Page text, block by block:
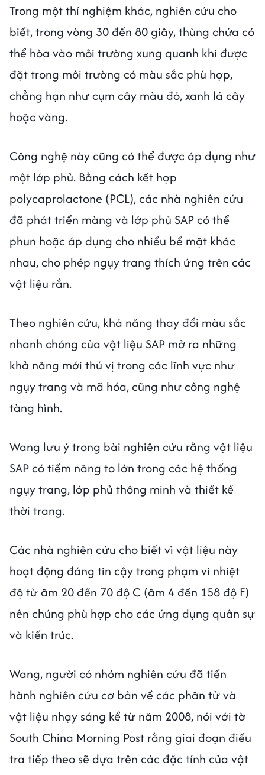
Trong một thí nghiệm khác, nghiên cứu cho
biết, trong vòng 30 đến 80 giây, thùng chứa có
thể hòa vào môi trường xung quanh khi được
đặt trong môi trường có màu sắc phù hợp,
chẳng hạn như cụm cây màu đỏ, xanh lá cây
hoặc vàng.
Công nghệ này cũng có thể được áp dụng như
một lớp phủ. Bằng cách kết hợp
polycaprolactone (PCL), các nhà nghiên cứu
đã phát triển màng và lớp phủ SAP có thể
phun hoặc áp dụng cho nhiều bề mặt khác
nhau, cho phép ngụy trang thích ứng trên các
vật liệu rắn.
Theo nghiên cứu, khả năng thay đổi màu sắc
nhanh chóng của vật liệu SAP mở ra những
khả năng mới thú vị trong các lĩnh vực như
ngụy trang và mã hóa, cũng như công nghệ
tàng hình.
Wang lưu ý trong bài nghiên cứu rằng vật liệu
SAP có tiềm năng to lớn trong các hệ thống
ngụy trang, lớp phủ thông minh và thiết kế
thời trang.
Các nhà nghiên cứu cho biết vì vật liệu này
hoạt động đáng tin cậy trong phạm vi nhiệt
độ từ âm 20 đến 70 độ C (âm 4 đến 158 độ F)
nên chúng phù hợp cho các ứng dụng quân sự
và kiến ​​trúc.
Wang, người có nhóm nghiên cứu đã tiến
hành nghiên cứu cơ bản về các phân tử và
vật liệu nhạy sáng kể từ năm 2008, nói với tờ
South China Morning Post rằng giai đoạn điều
tra tiếp theo sẽ dựa trên các đặc tính của vật